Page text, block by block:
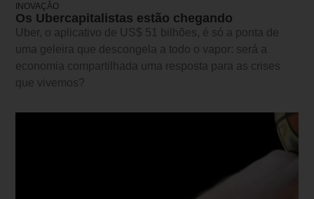
INOVAÇÃO
Os Ubercapitalistas estão chegando
Uber, o aplicativo de US$ 51 bilhões, é só a ponta de
uma geleira que descongela a todo o vapor: será a
economia compartilhada uma resposta para as crises
que vivemos?